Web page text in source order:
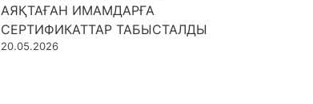
АЯҚТАҒАН ИМАМДАРҒА
СЕРТИФИКАТТАР ТАБЫСТАЛДЫ
20.05.2026